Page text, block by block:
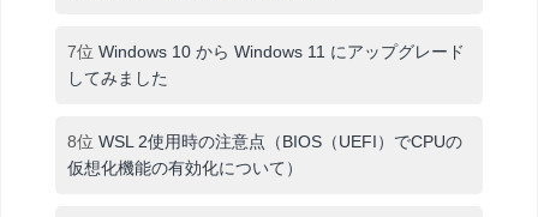
7位 Windows 10 から Windows 11 にアップグレード
してみました
8位 WSL 2使用時の注意点（BIOS（UEFI）でCPUの
仮想化機能の有効化について）